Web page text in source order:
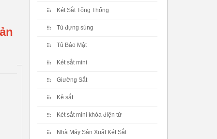
Két Sắt Tổng Thống
Tủ đựng súng
Tủ Bảo Mật
Két sắt mini
Giường Sắt
Kệ sắt
Két sắt mini khóa điện tử
Nhà Máy Sản Xuất Két Sắt